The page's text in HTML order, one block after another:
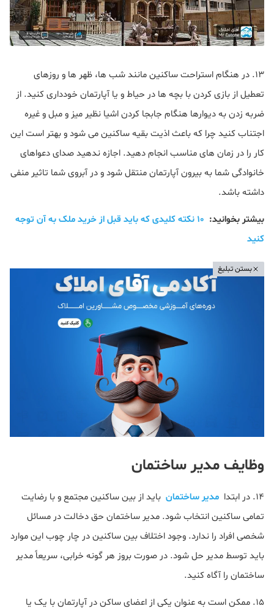
13. در هنگام استراحت ساکنین مانند شب ها، ظهر ها و روزهای
تعطیل از بازی کردن با بچه ها در حیاط و یا آپارتمان خودداری کنید. از
ضربه زدن به دیوارها هنگام جابجا کردن اشیا نظیر میز و مبل و غیره
اجتناب کنید چرا که باعث اذیت بقیه ساکنین می شود و بهتر است این
کار را در زمان های مناسب انجام دهید. اجازه ندهید صدای دعواهای
خانوادگی شما به بیرون آپارتمان منتقل شود و در آبروی شما تاثیر منفی
داشته باشد.
بیشتر بخوانید:
۱۰ نکته کلیدی که باید قبل از خرید ملک به آن توجه
کنید
بستن تبلیغ
وظایف مدیر ساختمان
14. در ابتدا مدیر ساختمان باید از بین ساکنین مجتمع و با رضایت
تمامی ساکنین انتخاب شود. مدیر ساختمان حق دخالت در مسائل
شخصی افراد را ندارد. وجود اختلاف بین ساکنین در چار چوب این موارد
باید توسط مدیر حل شود. در صورت بروز هر گونه خرابی، سریعاً مدیر
ساختمان را آگاه کنید.
15. ممکن است به عنوان یکی از اعضای ساکن در آپارتمان با یک یا